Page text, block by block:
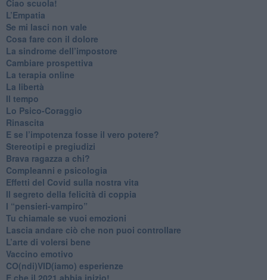
​Ciao scuola!
​L’Empatia
​Se mi lasci non vale
Cosa fare con il dolore
​La sindrome dell’impostore
​Cambiare prospettiva
La terapia online
La libertà
​Il tempo
​Lo Psico-Coraggio
Rinascita
​E se l’impotenza fosse il vero potere?
Stereotipi e pregiudizi
​Brava ragazza a chi?
​Compleanni e psicologia
Effetti del Covid sulla nostra vita
Il segreto della felicità di coppia
​I “pensieri-vampiro”
​Tu chiamale se vuoi emozioni
​Lascia andare ciò che non puoi controllare
L’arte di volersi bene
​Vaccino emotivo
CO(ndi)VID(iamo) esperienze
​E che il 2021 abbia inizio!